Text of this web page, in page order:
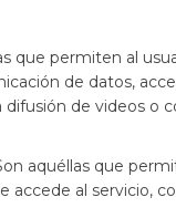
que permiten al
de datos,
de videos o
aquéllas que
accede al servicio,